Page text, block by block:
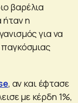
βαρέλια
ήταν η
για να
, αν και έφτασε
με κέρδη 1%,